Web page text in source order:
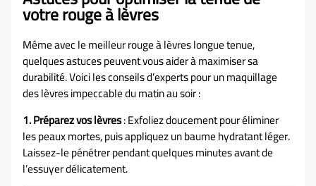
votre rouge à lèvres
Même avec le meilleur rouge à lèvres longue tenue,
quelques astuces peuvent vous aider à maximiser sa
durabilité. Voici les conseils d’experts pour un maquillage
des lèvres impeccable du matin au soir :
1. Préparez vos lèvres: Exfoliez doucement pour éliminer
les peaux mortes, puis appliquez un baume hydratant léger.
Laissez-le pénétrer pendant quelques minutes avant de
l’essuyer délicatement.